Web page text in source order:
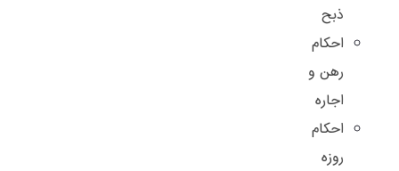
ذبح
احکام
رهن و
اجاره
احکام
روزه